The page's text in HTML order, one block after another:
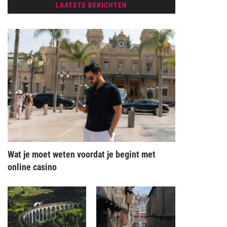
LAATSTE BERICHTEN
Wat je moet weten voordat je begint met
online casino